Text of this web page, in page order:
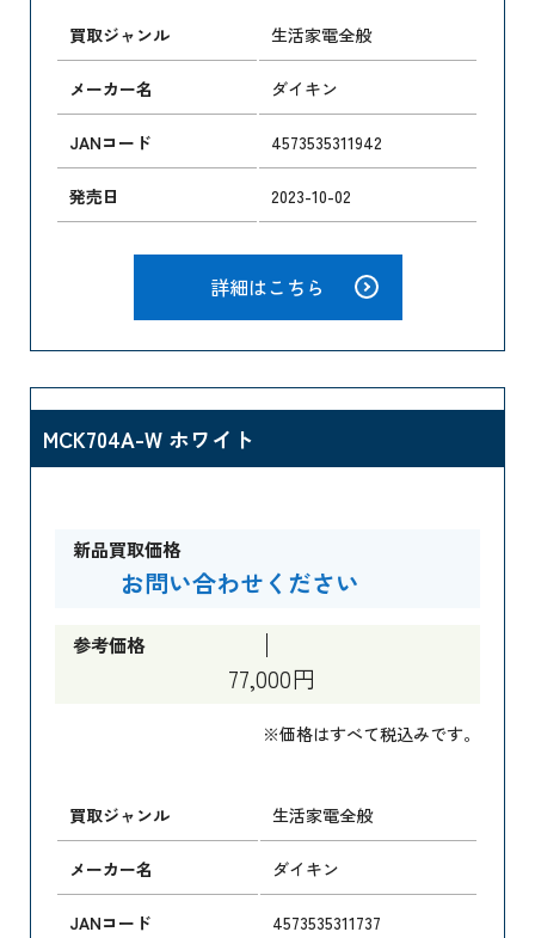
買取ジャンル 生活家電全般
メーカー名 ダイキン
JANコード 4573535311942
発売日 2023-10-02
詳細はこちら
MCK704A-W ホワイト
新品買取価格
お問い合わせください
参考価格
77,000円
※価格はすべて税込みです。
買取ジャンル 生活家電全般
メーカー名 ダイキン
JANコード 4573535311737